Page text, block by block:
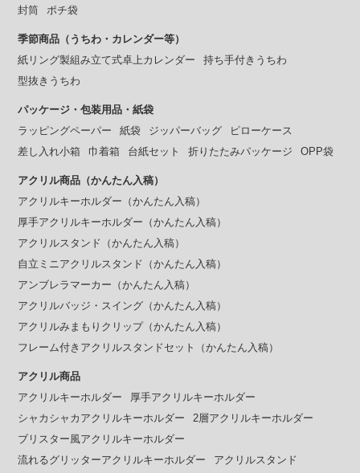
封筒
ポチ袋
季節商品（うちわ・カレンダー等）
紙リング製組み立て式卓上カレンダー
持ち手付きうちわ
型抜きうちわ
パッケージ・包装用品・紙袋
ラッピングペーパー
紙袋 ジッパーバッグ
ピローケース
差し入れ小箱
巾着箱 台紙セット 折りたたみパッケージ OPP袋
アクリル商品（かんたん入稿）
アクリルキーホルダー（かんたん入稿）
厚手アクリルキーホルダー（かんたん入稿）
アクリルスタンド（かんたん入稿）
自立ミニアクリルスタンド（かんたん入稿）
アンブレラマーカー（かんたん入稿）
アクリルバッジ・スイング（かんたん入稿）
アクリルみまもりクリップ（かんたん入稿）
フレーム付きアクリルスタンドセット（かんたん入稿）
アクリル商品
アクリルキーホルダー
厚手アクリルキーホルダー
シャカシャカアクリルキーホルダー
2層アクリルキーホルダー
ブリスター風アクリルキーホルダー
流れるグリッターアクリルキーホルダー
アクリルスタンド